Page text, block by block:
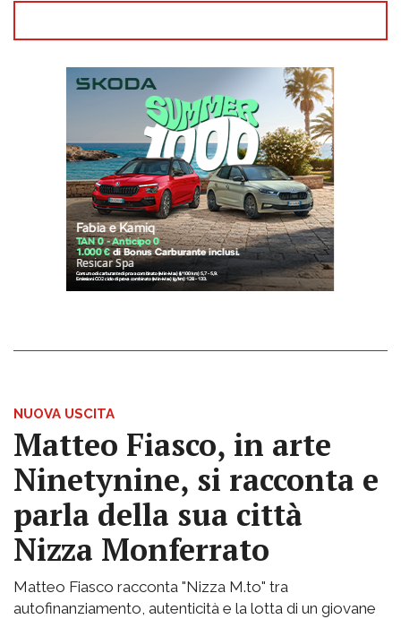
NUOVA USCITA
Matteo Fiasco, in arte
Ninetynine, si racconta e
parla della sua città
Nizza Monferrato
Matteo Fiasco racconta "Nizza M.to" tra
autofinanziamento, autenticità e la lotta di un giovane